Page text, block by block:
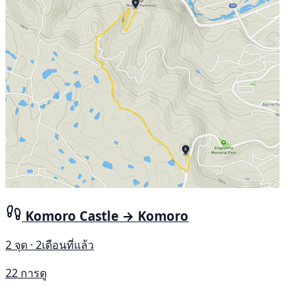
Komoro Castle → Komoro
2 จุด · 2เดือนที่แล้ว
22 การดู